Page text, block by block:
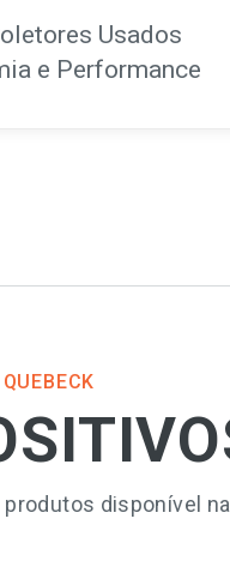
Usados
e Performance
QUEBECK
disponível